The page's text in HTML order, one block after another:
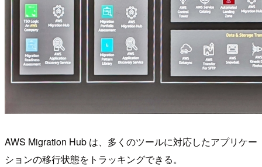
AWS Migration Hub は、多くのツールに対応したアプリケー
ションの移行状態をトラッキングできる。